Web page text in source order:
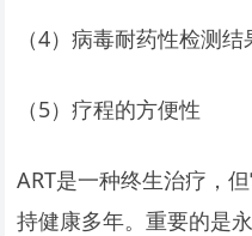
（4）病毒耐药性检测结
（5）疗程的方便性
ART是一种终生治疗，
持健康多年。重要的是